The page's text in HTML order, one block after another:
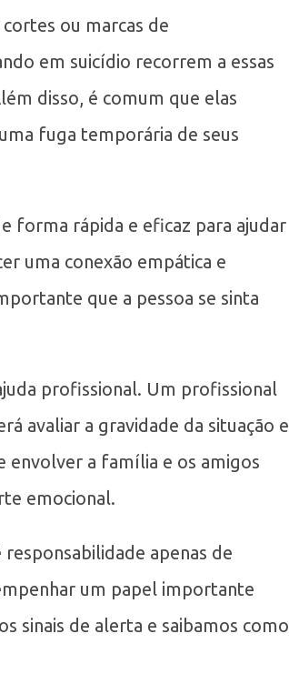
ou marcas de
em suicídio recorrem a essas
disso, é comum que elas
fuga temporária de seus
forma rápida e eficaz para ajudar
uma conexão empática e
que a pessoa se sinta
profissional. Um profissional
avaliar a gravidade da situação e
envolver a família e os amigos
emocional.
apenas de
um papel importante
sinais de alerta e saibamos como